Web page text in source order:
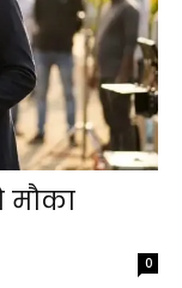
मौका
0